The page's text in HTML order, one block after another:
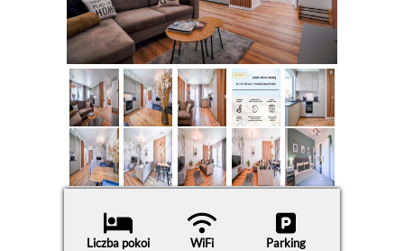
Liczba pokoi
WiFi Parking